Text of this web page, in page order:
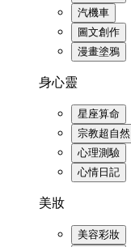
汽機車
圖文創作
漫畫塗鴉
身心靈
星座算命
宗教超自然
心理測驗
心情日記
美妝
美容彩妝